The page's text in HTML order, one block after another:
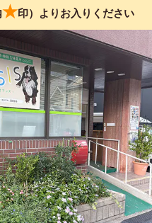
★印）よりお入りください